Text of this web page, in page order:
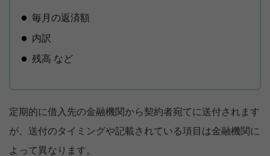
毎月の返済額
内訳
残高 など
定期的に借入先の金融機関から契約者宛てに送付されます
が、送付のタイミングや記載されている項目は金融機関に
よって異なります。